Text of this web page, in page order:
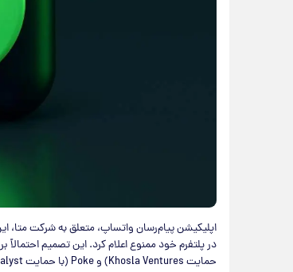
حمایت Khosla Ventures) و Poke (با حمایت General Catalyst) تأثیر خواهد گذاشت.